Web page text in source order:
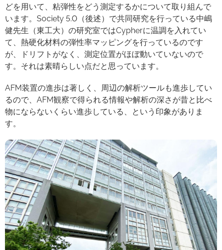
どを用いて、粘弾性をどう測定するかについて取り組んで
います。Society 5.0（後述）で共同研究を行っている中嶋
健先生（東工大）の研究室ではCypherに温調を入れてい
て、熱硬化材料の弾性率マッピングを行っているのです
が、ドリフトがなく、測定位置がほぼ動いていないので
す。それは素晴らしい点だと思っています。
AFM装置の進歩は著しく、周辺の解析ツールも進歩してい
るので、AFM観察で得られる情報や解析の深さが昔と比べ
物にならないくらい進歩している、という印象がありま
す。